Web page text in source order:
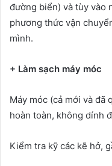
đường biển) và tùy vào
phương thức vận
mình.
+ Làm sạch máy móc
Máy móc (cả mới và đã
hoàn toàn, không dính
Kiểm tra kỹ các kẽ hở,